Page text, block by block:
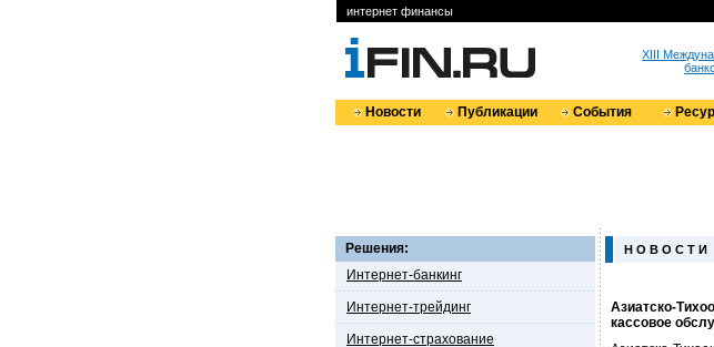
интернет финансы
XIII
Новости Публикации События
Решения:
Интернет-банкинг
Интернет-трейдинг
Интернет-страхование
Н О В О С Т И
Азиатско-
кассовое